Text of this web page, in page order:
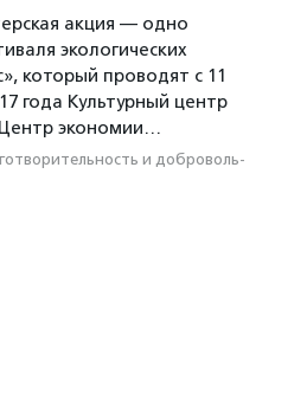
акция — одно
экологических
который проводят с 11
года Культурный центр
экономии…
и доброволь­